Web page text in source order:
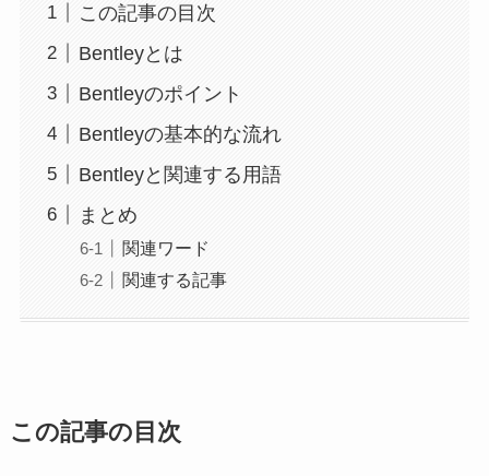
この記事の目次
Bentleyとは
Bentleyのポイント
Bentleyの基本的な流れ
Bentleyと関連する用語
まとめ
関連ワード
関連する記事
この記事の目次